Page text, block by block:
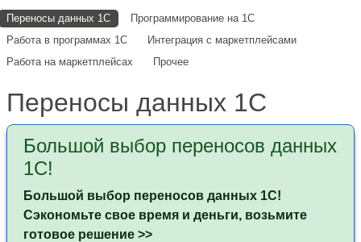
Переносы данных 1С
Программирование на 1С
Работа в программах 1С
Интеграция с маркетплейсами
Работа на маркетплейсах
Прочее
Переносы данных 1С
Большой выбор переносов данных
1С!
Большой выбор переносов данных 1С!
Сэкономьте свое время и деньги, возьмите
готовое решение >>